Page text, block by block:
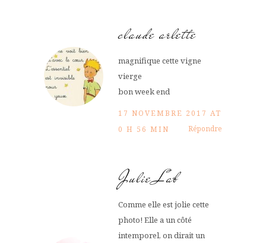
claude arlette
magnifique cette vigne
vierge
bon week end
17 NOVEMBRE 2017 AT
0 H 56 MIN
Répondre
Julie Lab
Comme elle est jolie cette
photo! Elle a un côté
intemporel, on dirait un